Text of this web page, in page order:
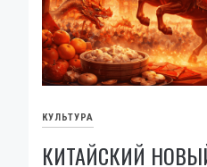
КУЛЬТУРА
КИТАЙСКИЙ